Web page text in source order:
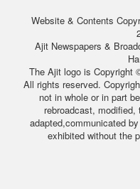
Website & Contents
Ajit Newspapers &
The Ajit logo is Copyright
All rights reserved.
not in whole or in part
rebroadcast,
adapted,communicated
exhibited without the